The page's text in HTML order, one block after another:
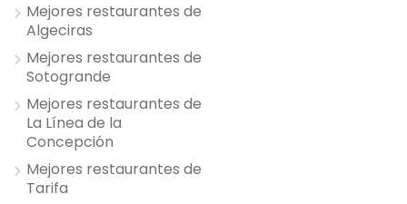
Mejores restaurantes de
Algeciras
Mejores restaurantes de
Sotogrande
Mejores restaurantes de
La Línea de la
Concepción
Mejores restaurantes de
Tarifa